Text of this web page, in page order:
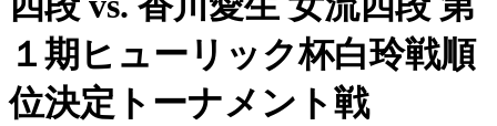
１期ヒューリック杯白玲戦順
位決定トーナメント戦